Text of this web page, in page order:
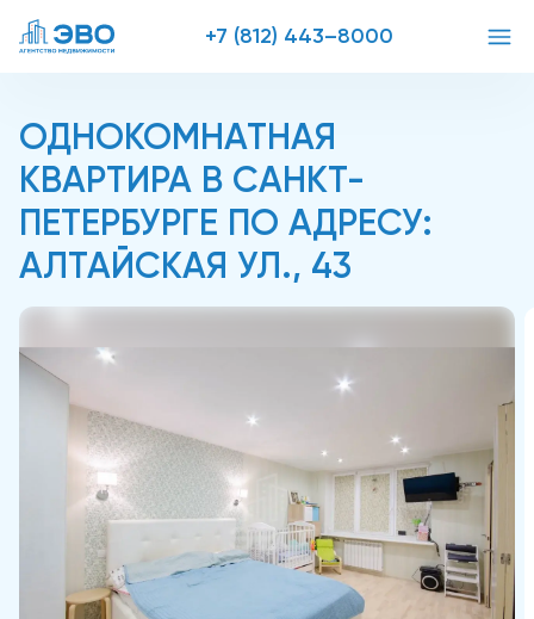
+7 (812) 443–8000
ОДНОКОМНАТНАЯ
КВАРТИРА В САНКТ-
ПЕТЕРБУРГЕ ПО АДРЕСУ:
АЛТАЙСКАЯ УЛ., 43